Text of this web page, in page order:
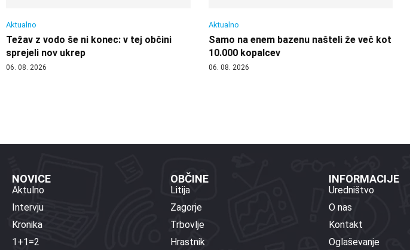
Aktualno
Težav z vodo še ni konec: v tej občini
sprejeli nov ukrep
06. 08. 2026
Aktualno
Samo na enem bazenu našteli že več kot
10.000 kopalcev
06. 08. 2026
NOVICE
Aktulno
Intervju
Kronika
1+1=2
OBČINE
Litija
Zagorje
Trbovlje
Hrastnik
INFORMACIJE
Uredništvo
O nas
Kontakt
Oglaševanje